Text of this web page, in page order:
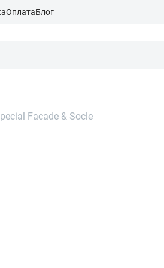
ОплатаБлог
Facade & Socle